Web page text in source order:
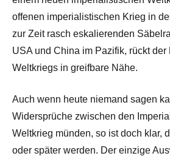
offenen imperialistischen Krieg in
zur Zeit rasch eskalierenden
USA und China im Pazifik, rückt
Weltkriegs in greifbare Nähe.
Auch wenn heute niemand sagen
Widersprüche zwischen den
Weltkrieg münden, so ist doch klar,
oder später werden. Der einzige